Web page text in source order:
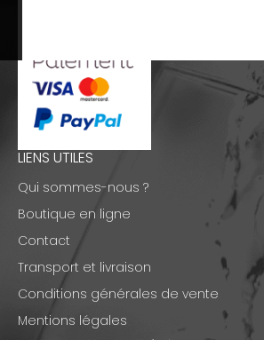
LIENS UTILES
Qui sommes-nous ?
Boutique en ligne
Contact
Transport et livraison
Conditions générales de vente
Mentions légales